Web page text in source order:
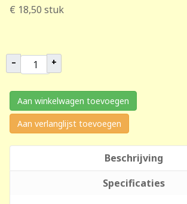
€ 18,50 stuk
– +
Aan winkelwagen toevoegen
Aan verlanglijst toevoegen
Beschrijving
Specificaties